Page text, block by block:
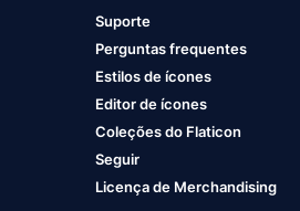
Suporte
Perguntas frequentes
Estilos de ícones
Editor de ícones
Coleções do Flaticon
Seguir
Licença de Merchandising